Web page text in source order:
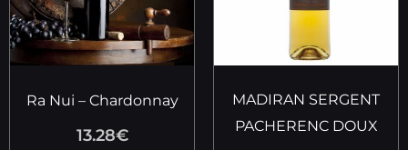
Ra Nui – Chardonnay
13.28€
MADIRAN SERGENT
PACHERENC DOUX